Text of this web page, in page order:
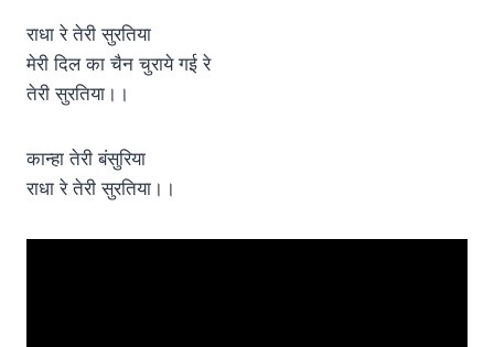
राधा रे तेरी सुरतिया
मेरी दिल का चैन चुराये गई रे
तेरी सुरतिया।।
कान्हा तेरी बंसुरिया
राधा रे तेरी सुरतिया।।